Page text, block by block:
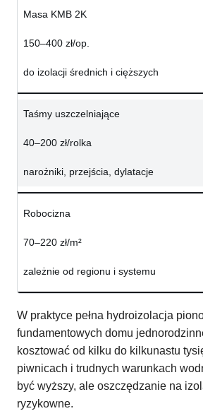
Masa KMB 2K
150–400 zł/op.
do izolacji średnich i cięższych
Taśmy uszczelniające
40–200 zł/rolka
narożniki, przejścia, dylatacje
Robocizna
70–220 zł/m²
zależnie od regionu i systemu
W praktyce pełna hydroizolacja
fundamentowych domu
kosztować od kilku do kilkunastu
piwnicach i trudnych warunkach
być wyższy, ale oszczędzanie na
ryzykowne.